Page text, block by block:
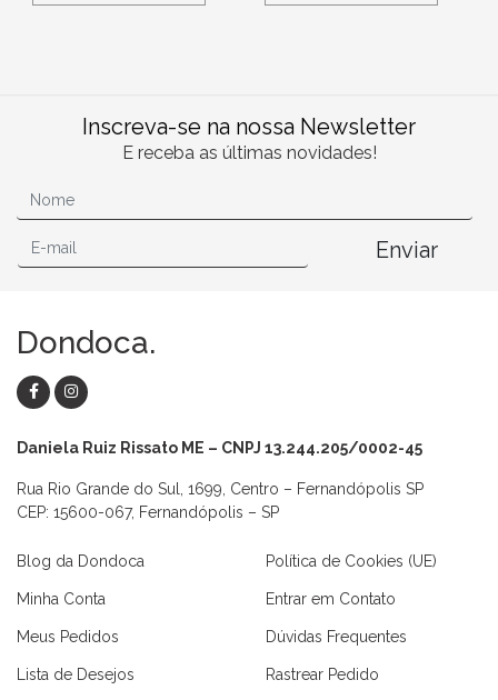
Inscreva-se na nossa Newsletter
E receba as últimas novidades!
Enviar
Dondoca.
Daniela Ruiz Rissato ME – CNPJ 13.244.205/0002-45
Rua Rio Grande do Sul, 1699, Centro – Fernandópolis SP
CEP: 15600-067, Fernandópolis – SP
Blog da Dondoca
Minha Conta
Meus Pedidos
Lista de Desejos
Política de Cookies (UE)
Entrar em Contato
Dúvidas Frequentes
Rastrear Pedido